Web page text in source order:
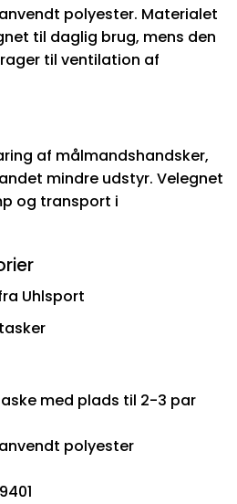
polyester. Materialet
til daglig brug, mens den
til ventilation af
af målmandshandsker,
mindre udstyr. Velegnet
og transport i
Uhlsport
med plads til 2-3 par
polyester